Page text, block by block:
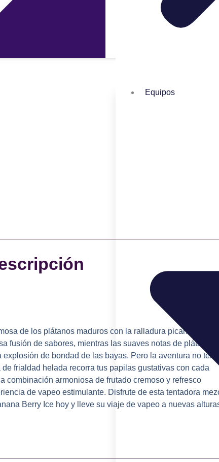
Equipos
de los plátanos maduros con la ralladura picante de las
fusión de sabores, mientras las suaves notas de plátano
de bondad de las bayas. Pero la aventura no
frialdad helada recorra tus papilas gustativas con cada
combinación armoniosa de frutado cremoso y refresco
de vapeo estimulante. Disfrute de esta tentadora
Berry Ice hoy y lleve su viaje de vapeo a nuevas